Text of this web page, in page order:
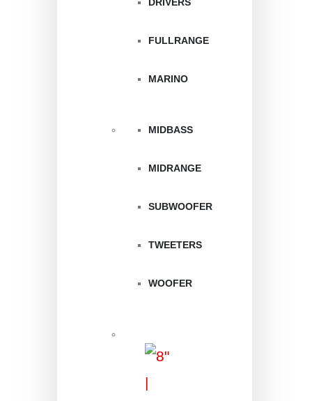
FULLRANGE
MARINO
MIDBASS
MIDRANGE
SUBWOOFER
TWEETERS
WOOFER